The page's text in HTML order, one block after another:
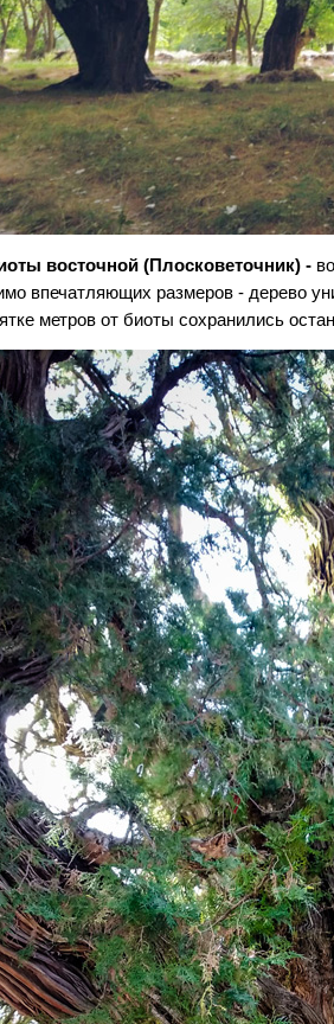
восточной (Плосковеточник) -
впечатляющих размеров - дерево
метров от биоты сохранились